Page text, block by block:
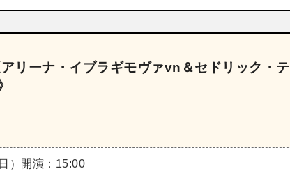
リーナ・イブラギモヴァvn＆セドリック・テ
） 開演：15:00